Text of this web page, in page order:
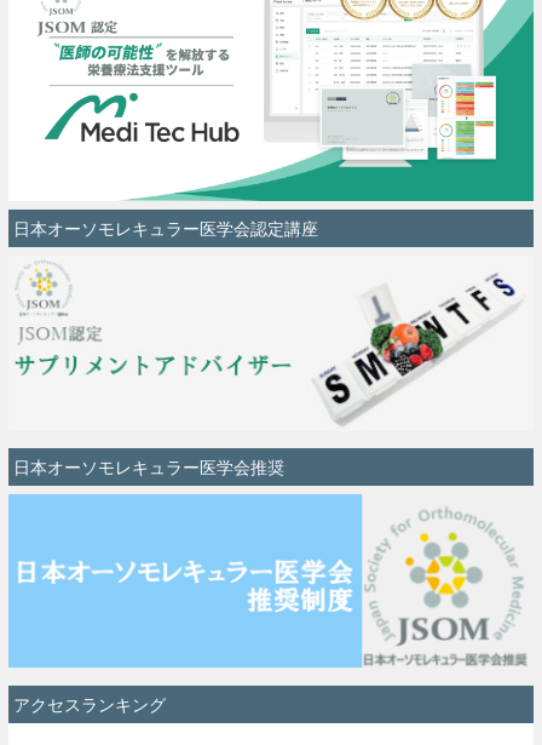
日本オーソモレキュラー医学会認定講座
日本オーソモレキュラー医学会推奨
アクセスランキング